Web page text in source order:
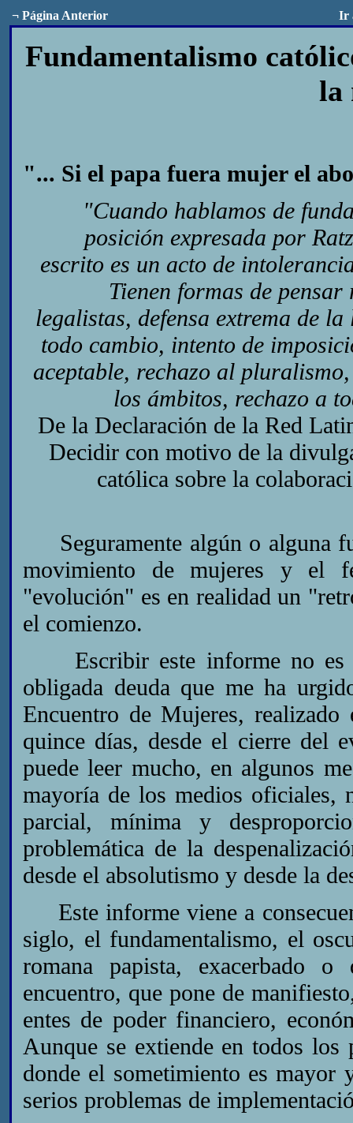
¬ Página Anterior Ir
Fundamentalismo
la
"... Si el papa fuera mujer el
"Cuando hablamos de
posición expresada por
escrito es un acto de
Tienen formas de
legalistas, defensa extrema de
todo cambio, intento de
aceptable, rechazo al
los ámbitos, rechazo a
De la Declaración de la Red
Decidir con motivo de la
católica sobre la
Seguramente algún o alguna
movimiento de mujeres y el
"evolución" es en realidad un
el comienzo.
Escribir este informe no es
obligada deuda que me ha
Encuentro de Mujeres,
quince días, desde el cierre del
puede leer mucho, en algunos
mayoría de los medios oficiales,
parcial, mínima y
problemática de la
desde el absolutismo y desde la
Este informe viene a
siglo, el fundamentalismo, el
romana papista, exacerbado o
encuentro, que pone de
entes de poder financiero,
Aunque se extiende en todos los
donde el sometimiento es mayor
serios problemas de